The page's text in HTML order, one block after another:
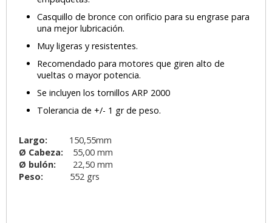
Casquillo de bronce con orificio para su engrase para
una mejor lubricación.
Muy ligeras y resistentes.
Recomendado para motores que giren alto de
vueltas o mayor potencia.
Se incluyen los tornillos ARP 2000
Tolerancia de +/- 1 gr de peso.
Largo: 150,55mm
Ø Cabeza: 55,00 mm
Ø bulón:
22,50 mm
Peso: 552 grs